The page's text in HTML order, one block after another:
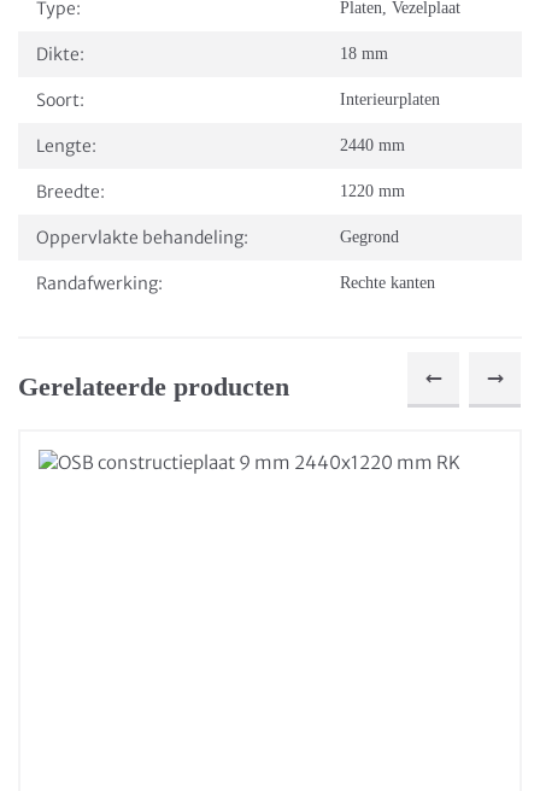
Type: Platen,Vezelplaat
Dikte: 18 mm
Soort: Interieurplaten
Lengte: 2440 mm
Breedte: 1220 mm
Oppervlakte behandeling: Gegrond
Randafwerking: Rechte kanten
Gerelateerde producten